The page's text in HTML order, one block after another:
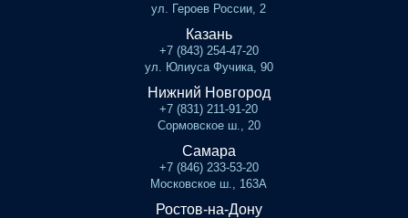
ул. Героев России, 2
Казань
+7 (843) 254-47-20
ул. Юлиуса Фучика, 90
Нижний Новгород
+7 (831) 211-91-20
Сормовское ш., 20
Самара
+7 (846) 233-53-20
Московское ш., 163А
Ростов-на-Дону